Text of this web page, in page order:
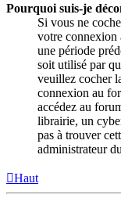
Pourquoi suis-je
Si vous ne
votre connexion
une période
soit utilisé par
veuillez cocher
connexion au
accédez au
librairie, un
pas à trouver
administrateur
Haut